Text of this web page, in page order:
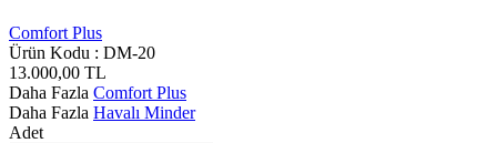
Comfort Plus
Ürün Kodu : DM-20
13.000,00 TL
Daha Fazla Comfort Plus
Daha Fazla Havalı Minder
Adet